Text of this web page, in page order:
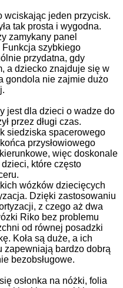
wciskając jeden przycisk.
tak prosta i wygodna.
zamykany panel
szybkiego
przydatna, gdy
a dziecko znajduje się w
gondola nie zajmie dużo
jest dla dzieci o wadze do
przez długi czas.
siedziska spacerowego
przysłowiowego
więc doskonale
które często
wózków dziecięcych
Dzięki zastosowaniu
z czego aż dwa
Riko bez problemu
od równej posadzki
Koła są duże, a ich
zapewniają bardzo dobrą
bezobsługowe.
osłonka na nóżki, folia